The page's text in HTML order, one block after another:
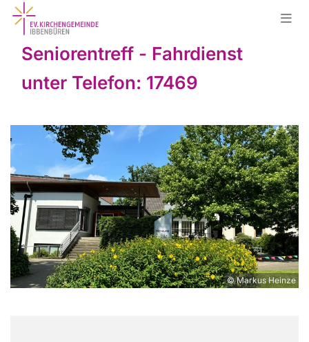
Seniorentreff - Fahrdienst
unter Telefon: 17469
© Markus Heinze